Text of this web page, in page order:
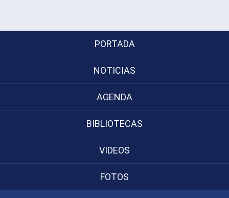
PORTADA
NOTICIAS
AGENDA
BIBLIOTECAS
VIDEOS
FOTOS